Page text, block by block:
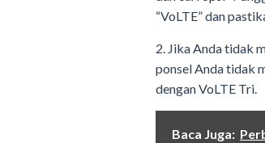
“VoLTE” dan
2. Jika Anda tidak
ponsel Anda tidak
dengan VoLTE Tri.
Baca Juga: